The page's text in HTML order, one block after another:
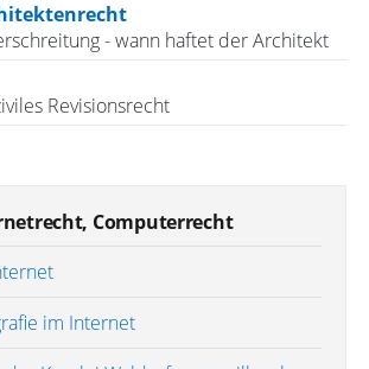
- wann haftet der Architekt
Revisionsrecht
Computerrecht
im Internet